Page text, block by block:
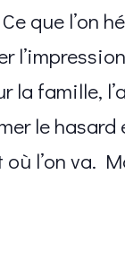
que l’on
famille,
le hasard
où l’on va.